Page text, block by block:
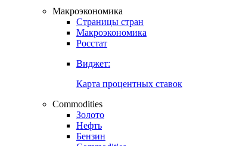
Создать индекс
Возможность создания своего индекса
Макроэкономика
Страницы стран
Макроэкономика
Росстат
Виджет:
Карта процентных ставок
Commodities